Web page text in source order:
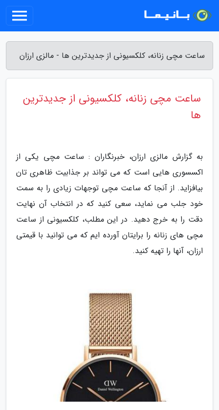
ساعت مچی زنانه، کلکسیونی از جدیدترین ها - مالزی ارزان
ساعت مچی زنانه، کلکسیونی از جدیدترین
ها
به گزارش مالزی ارزان، خبرنگاران : ساعت مچی یکی از
اکسسوری هایی است که می تواند بر جذابیت ظاهری تان
بیافزاید. از آنجا که ساعت مچی توجهات زیادی را به سمت
خود جلب می نماید، سعی کنید که در انتخاب آن نهایت
دقت را به خرج دهید. در این مطلب، کلکسیونی از ساعت
مچی های زنانه را برایتان آورده ایم که می توانید با قیمتی
ارزان، آنها را تهیه کنید.